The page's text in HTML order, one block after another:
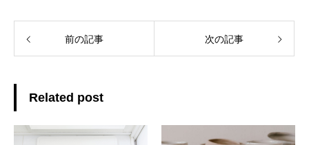
前の記事 次の記事
Related post